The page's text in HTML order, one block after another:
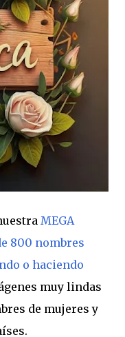
MEGA
800 nombres
o haciendo
muy lindas
de mujeres y